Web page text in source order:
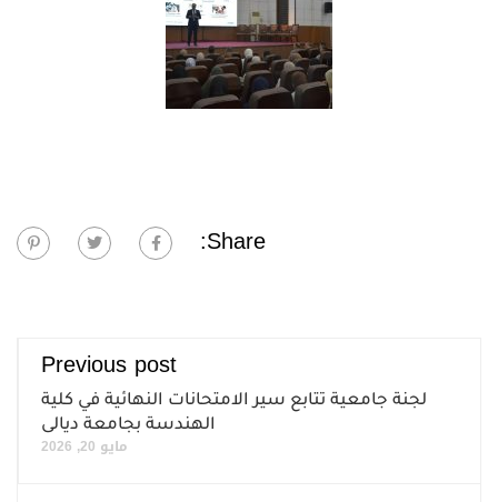
Share:
Previous post
لجنة جامعية تتابع سير الامتحانات النهائية في كلية
الهندسة بجامعة ديالى
مايو 20, 2026